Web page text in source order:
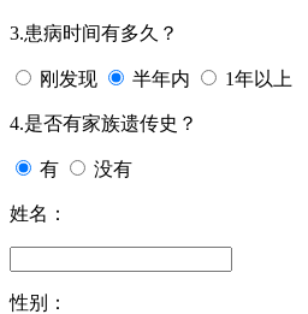
3.患病时间有多久？
刚发现 半年内 1年以上
4.是否有家族遗传史？
有 没有
姓名：
性别：